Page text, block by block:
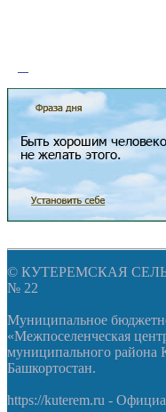
© КУТЕРЕМСКАЯ
№ 22
Муниципальное
«Межпоселенческая
муниципального района
Башкортостан.
https://kuterem.ru -